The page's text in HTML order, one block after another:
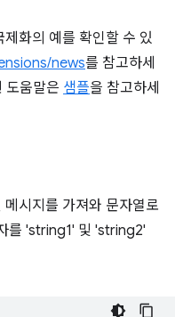
제화의 예를 확인할 수 있
news를 참고하세
도움말은 샘플을 참고하세
시지를 가져와 문자열로
를 'string1' 및 'string2'